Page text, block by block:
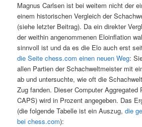
Magnus Carlsen ist bei weitem nicht der
einem historischen Vergleich der
(siehe letzter Beitrag). Da ein direkter
der weithin angenommenen Eloinflation
sinnvoll ist und da es die Elo auch erst
die Seite chess.com einen neuen Weg:
allen Partien der Schachweltmeister mit
ab und untersuchte, wie oft die
Zug fanden. Dieser Computer Aggregated
CAPS) wird in Prozent angegeben. Das
(die folgende Tabelle ist ein Auszug,die
bei chess.com):